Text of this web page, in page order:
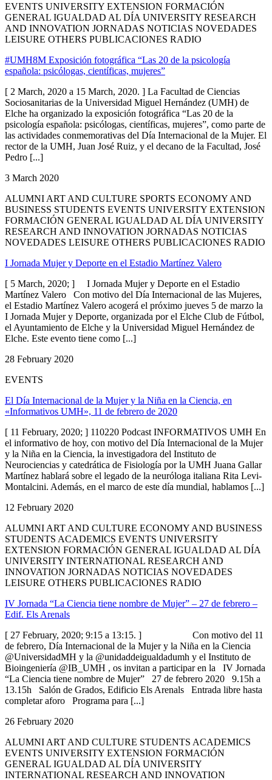
EVENTS UNIVERSITY EXTENSION FORMACIÓN
GENERAL IGUALDAD AL DÍA UNIVERSITY RESEARCH
AND INNOVATION JORNADAS NOTICIAS NOVEDADES
LEISURE OTHERS PUBLICACIONES RADIO
#UMH8M Exposición fotográfica “Las 20 de la psicología
española: psicólogas, científicas, mujeres”
[ 2 March, 2020 a 15 March, 2020. ] La Facultad de Ciencias
Sociosanitarias de la Universidad Miguel Hernández (UMH) de
Elche ha organizado la exposición fotográfica “Las 20 de la
psicología española: psicólogas, científicas, mujeres”, como parte de
las actividades conmemorativas del Día Internacional de la Mujer. El
rector de la UMH, Juan José Ruiz, y el decano de la Facultad, José
Pedro [...]
3 March 2020
ALUMNI ART AND CULTURE SPORTS ECONOMY AND
BUSINESS STUDENTS EVENTS UNIVERSITY EXTENSION
FORMACIÓN GENERAL IGUALDAD AL DÍA UNIVERSITY
RESEARCH AND INNOVATION JORNADAS NOTICIAS
NOVEDADES LEISURE OTHERS PUBLICACIONES RADIO
I Jornada Mujer y Deporte en el Estadio Martínez Valero
[ 5 March, 2020; ] I Jornada Mujer y Deporte en el Estadio
Martínez Valero Con motivo del Día Internacional de las Mujeres,
el Estadio Martínez Valero acogerá el próximo jueves 5 de marzo la
I Jornada Mujer y Deporte, organizada por el Elche Club de Fútbol,
el Ayuntamiento de Elche y la Universidad Miguel Hernández de
Elche. Este evento tiene como [...]
28 February 2020
EVENTS
El Día Internacional de la Mujer y la Niña en la Ciencia, en
«Informativos UMH», 11 de febrero de 2020
[ 11 February, 2020; ] 110220 Podcast INFORMATIVOS UMH En
el informativo de hoy, con motivo del Día Internacional de la Mujer
y la Niña en la Ciencia, la investigadora del Instituto de
Neurociencias y catedrática de Fisiología por la UMH Juana Gallar
Martínez hablará sobre el legado de la neuróloga italiana Rita Levi-
Montalcini. Además, en el marco de este día mundial, hablamos [...]
12 February 2020
ALUMNI ART AND CULTURE ECONOMY AND BUSINESS
STUDENTS ACADEMICS EVENTS UNIVERSITY
EXTENSION FORMACIÓN GENERAL IGUALDAD AL DÍA
UNIVERSITY INTERNATIONAL RESEARCH AND
INNOVATION JORNADAS NOTICIAS NOVEDADES
LEISURE OTHERS PUBLICACIONES RADIO
IV Jornada “La Ciencia tiene nombre de Mujer” – 27 de febrero –
Edif. Els Arenals
[ 27 February, 2020; 9:15 a 13:15. ] Con motivo del 11
de febrero, Día Internacional de la Mujer y la Niña en la Ciencia
@UniversidadMH y la @unidaddeigualdadumh y el Instituto de
Bioingeniería @IB_UMH , os invitan a participar en la IV Jornada
“La Ciencia tiene nombre de Mujer” 27 de febrero 2020 9.15h a
13.15h Salón de Grados, Edificio Els Arenals Entrada libre hasta
completar aforo Programa para [...]
26 February 2020
ALUMNI ART AND CULTURE STUDENTS ACADEMICS
EVENTS UNIVERSITY EXTENSION FORMACIÓN
GENERAL IGUALDAD AL DÍA UNIVERSITY
INTERNATIONAL RESEARCH AND INNOVATION